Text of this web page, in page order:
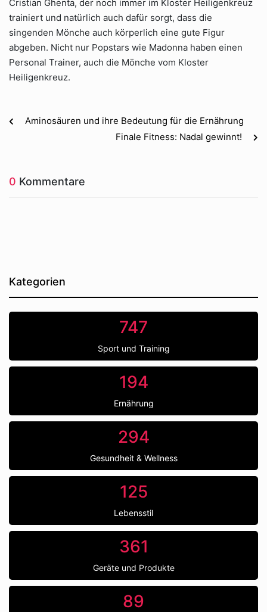
Cristian Ghenta, der noch immer im Kloster Heiligenkreuz
trainiert und natürlich auch dafür sorgt, dass die
singenden Mönche auch körperlich eine gute Figur
abgeben. Nicht nur Popstars wie Madonna haben einen
Personal Trainer, auch die Mönche vom Kloster
Heiligenkreuz.
Aminosäuren und ihre Bedeutung für die Ernährung
Finale Fitness: Nadal gewinnt!
0 Kommentare
Kategorien
747
Sport und Training
194
Ernährung
294
Gesundheit & Wellness
125
Lebensstil
361
Geräte und Produkte
89